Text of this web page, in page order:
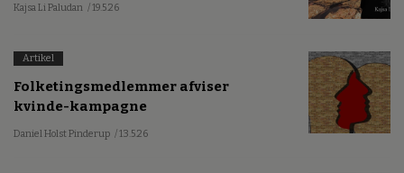
Kajsa Li Paludan / 19.5.26
Artikel
Folketingsmedlemmer afviser
kvinde-kampagne
Daniel Holst Pinderup / 13.5.26